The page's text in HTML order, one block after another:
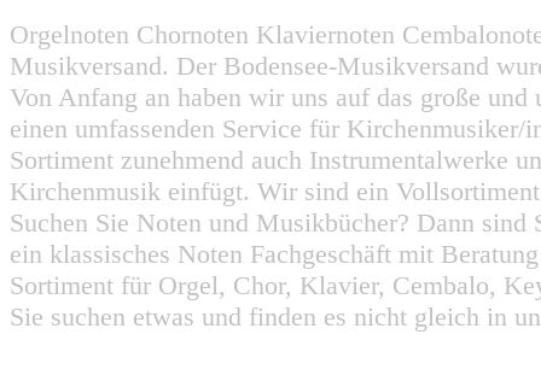
Orgelnoten Chornoten Klaviernoten
Musikversand. Der Bodensee-Musikversand
Von Anfang an haben wir uns auf das große
einen umfassenden Service für
Sortiment zunehmend auch Instrumentalwerke
Kirchenmusik einfügt. Wir sind ein
Suchen Sie Noten und Musikbücher? Dann
ein klassisches Noten Fachgeschäft mit
Sortiment für Orgel, Chor, Klavier, Cembalo,
Sie suchen etwas und finden es nicht gleich in